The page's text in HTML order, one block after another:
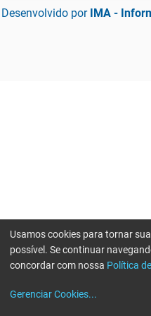
Desenvolvido por IMA -
Usamos cookies para tornar
possível. Se continuar
concordar com nossa Política
Gerenciar Cookies...
Erro ao enviar informações,